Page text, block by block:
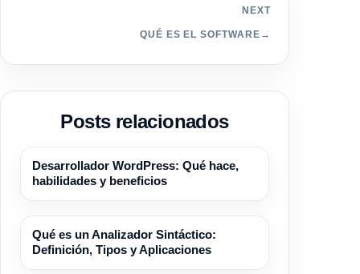
NEXT
QUÉ ES EL SOFTWARE →
Posts relacionados
Glosario
Desarrollador WordPress: Qué hace,
habilidades y beneficios
Glosario
Qué es un Analizador Sintáctico:
Definición, Tipos y Aplicaciones